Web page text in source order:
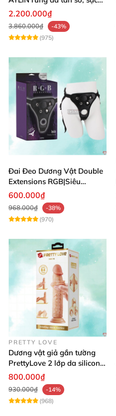
pin chống nước
2.200.000₫
3.860.000₫
-43%
(975)
Đai Đeo Dương Vật Double
Extensions RGB|Siêu
Bền|Cảm Giác Thật
600.000₫
968.000₫
-38%
(970)
PRETTY LOVE
Dương vật giả gắn tường
PrettyLove 2 lớp da silicon
mềm mịn không rung
800.000₫
930.000₫
-14%
(968)